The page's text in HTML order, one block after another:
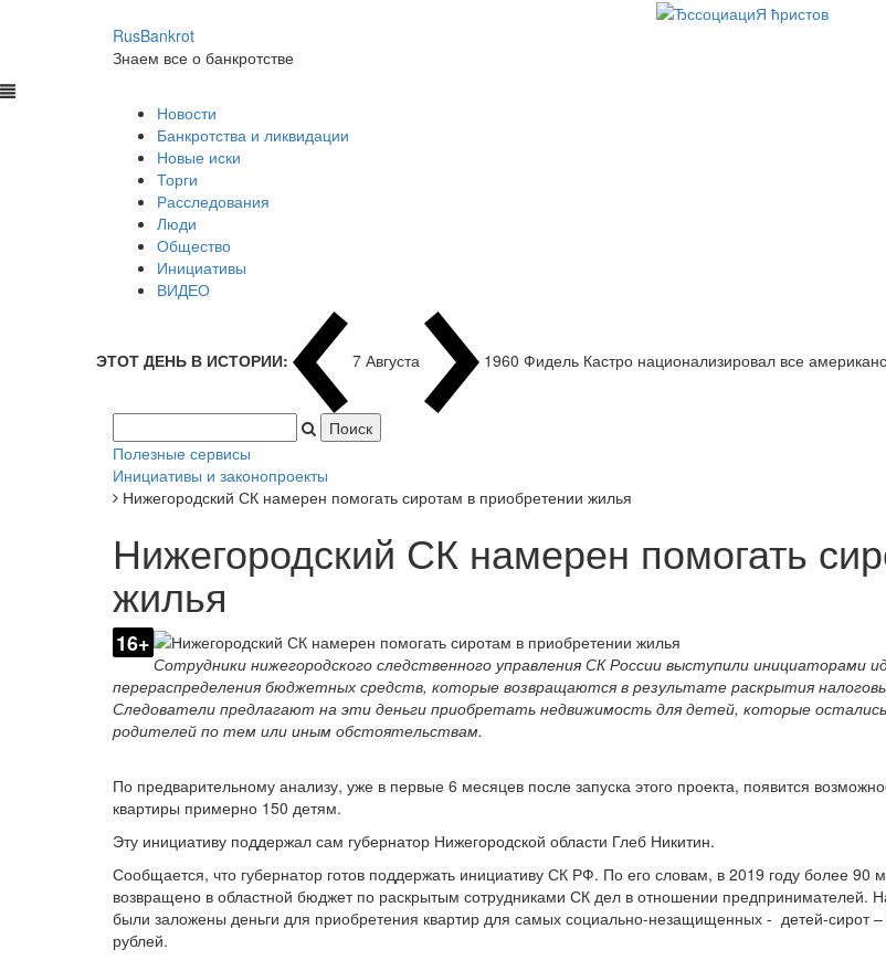
RusBankrot
Знаем все о банкротстве
Новости
Банкротства и ликвидации
Новые иски
Торги
Расследования
Люди
Общество
Инициативы
ВИДЕО
ЭТОТ ДЕНЬ В ИСТОРИИ: 7 Августа 1960 Фидель Кастро национализировал все
Полезные сервисы
Инициативы и законопроекты
Нижегородский СК намерен помогать сиротам в приобретении жилья
Нижегородский СК намерен помогать
жилья
16+
Сотрудники нижегородского следственного управления СК России выступили инициаторами
перераспределения бюджетных средств, которые возвращаются в результате раскрытия
Следователи предлагают на эти деньги приобретать недвижимость для детей, которые остались
родителей по тем или иным обстоятельствам.
По предварительному анализу, уже в первые 6 месяцев после запуска этого проекта, появится
квартиры примерно 150 детям.
Эту инициативу поддержал сам губернатор Нижегородской области Глеб Никитин.
Сообщается, что губернатор готов поддержать инициативу СК РФ. По его словам, в 2019 году более 90
возвращено в областной бюджет по раскрытым сотрудниками СК дел в отношении предпринимателей.
были заложены деньги для приобретения квартир для самых социально-незащищенных - детей-сирот
рублей.